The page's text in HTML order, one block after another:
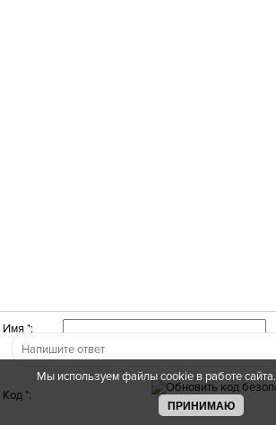
Имя *:
Код *:
Мы используем файлы cookie в работе сайта.
ПРИНИМАЮ